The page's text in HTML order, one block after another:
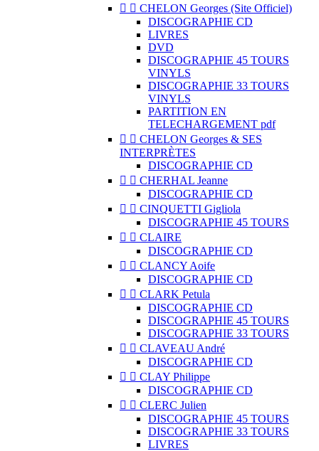
  CHELON Georges (Site Officiel)
DISCOGRAPHIE CD
LIVRES
DVD
DISCOGRAPHIE 45 TOURS
VINYLS
DISCOGRAPHIE 33 TOURS
VINYLS
PARTITION EN
TELECHARGEMENT pdf
  CHELON Georges & SES
INTERPRÈTES
DISCOGRAPHIE CD
  CHERHAL Jeanne
DISCOGRAPHIE CD
  CINQUETTI Gigliola
DISCOGRAPHIE 45 TOURS
  CLAIRE
DISCOGRAPHIE CD
  CLANCY Aoife
DISCOGRAPHIE CD
  CLARK Petula
DISCOGRAPHIE CD
DISCOGRAPHIE 45 TOURS
DISCOGRAPHIE 33 TOURS
  CLAVEAU André
DISCOGRAPHIE CD
  CLAY Philippe
DISCOGRAPHIE CD
  CLERC Julien
DISCOGRAPHIE 45 TOURS
DISCOGRAPHIE 33 TOURS
LIVRES